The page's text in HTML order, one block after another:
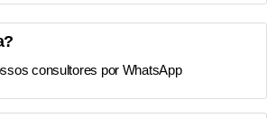
consultores por WhatsApp